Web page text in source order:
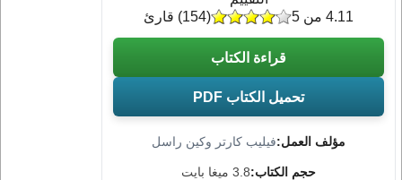
مؤلف العمل:فيليب كارتر وكين راسل
حجم الكتاب:3.8 ميغا بايت
(
154) قارئ 4.11 من 5
قراءة الكتاب
تحميل الكتاب PDF